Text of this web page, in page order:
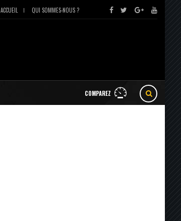
ACCUEIL QUI SOMMES-NOUS ?
COMPAREZ